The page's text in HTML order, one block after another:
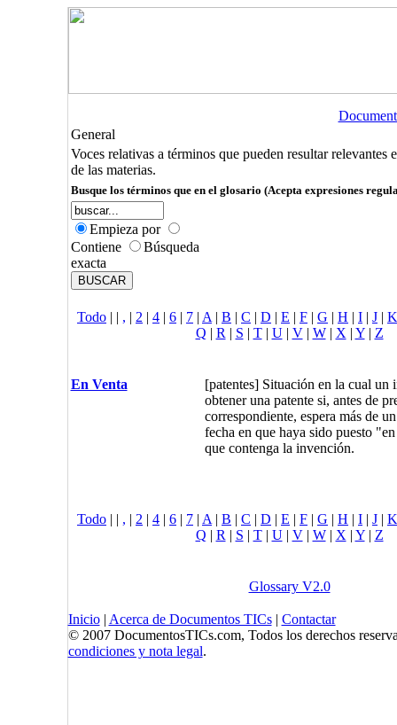
General
Voces relativas a términos que pueden resultar relevantes
de las materias.
Busque los términos que en el glosario (Acepta expresiones
Empieza por
Contiene
Búsqueda
exacta
Todo | | , | 2 | 4 | 6 | 7 | A | B | C | D | E | F | G | H | I | J | K
Q | R | S | T| U| V| W| X | Y| Z
En Venta
[patentes] Situación en la cual un
obtener una patente si, antes de
correspondiente, espera más de
fecha en que haya sido puesto
que contenga la invención.
Todo | | , | 2 | 4 | 6 | 7 | A | B | C | D | E | F | G | H | I | J | K
Q | R | S | T| U| V| W| X | Y| Z
Glossary V2.0
Inicio| Acerca de Documentos TICs| Contactar
© 2007 DocumentosTICs.com, Todos los derechos
condiciones y nota legal.